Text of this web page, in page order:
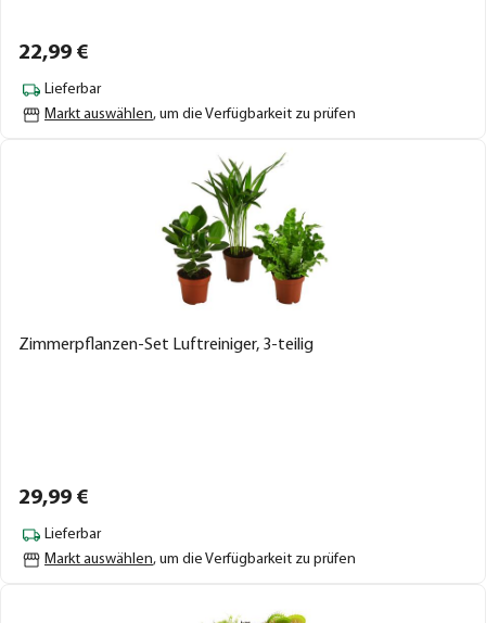
22,99 €
Lieferbar
Markt auswählen, um die Verfügbarkeit zu prüfen
Zimmerpflanzen-Set Luftreiniger, 3-teilig
29,99 €
Lieferbar
Markt auswählen, um die Verfügbarkeit zu prüfen